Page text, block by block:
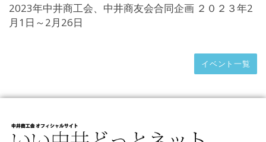
2023年中井商工会、中井商友会合同企画 ２０２３年2
月1日～2月26日
イベント一覧